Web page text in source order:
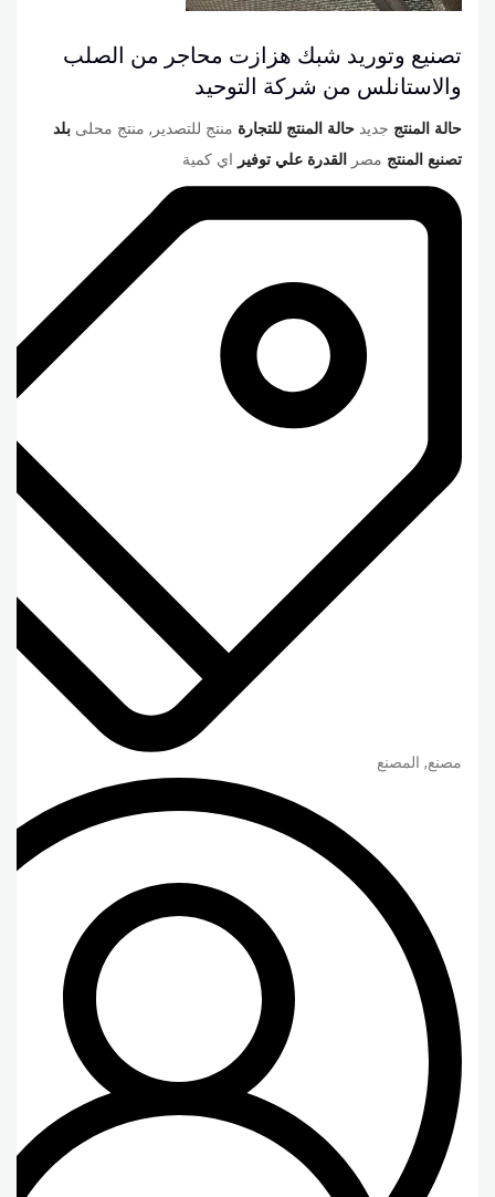
تصنيع وتوريد شبك هزازت محاجر من الصلب
والاستانلس من شركة التوحيد
حالة المنتج جديد حالة المنتج للتجارة منتج للتصدير, منتج محلى بلد
تصنبع المنتج مصر القدرة علي توفير اي كمية
مصنع, المصنع